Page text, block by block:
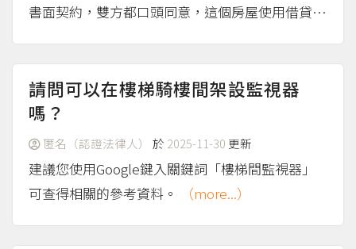
書面契約，雙方都口頭同意，這個房屋使用借貸契
問人這裡房屋暫借別人使用，對方有沒有需要付房
租，以下先假設對方不用付房租、無償使用，這在
法律上稱為「使...
請問可以在樓梯騎樓間架設監視器
嗎？
匿名（認證法律人） 於 2025-11-30 更新
建議您使用Google鍵入關鍵詞「樓梯間監視器」
可查得相關的參考資料。
（more...）